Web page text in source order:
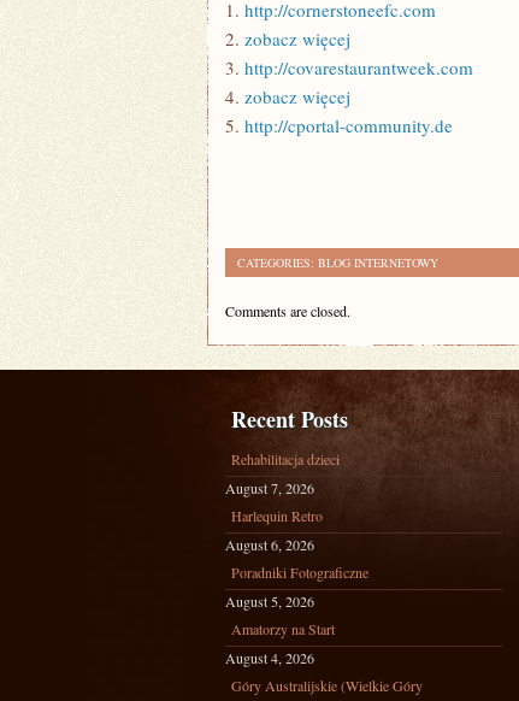
1. http://cornerstoneefc.com
2. zobacz więcej
3. http://covarestaurantweek.com
4. zobacz więcej
5. http://cportal-community.de
CATEGORIES: BLOG INTERNETOWY
Comments are closed.
Recent Posts
Rehabilitacja dzieci
August 7, 2026
Harlequin Retro
August 6, 2026
Poradniki Fotograficzne
August 5, 2026
Amatorzy na Start
August 4, 2026
Góry Australijskie (Wielkie Góry